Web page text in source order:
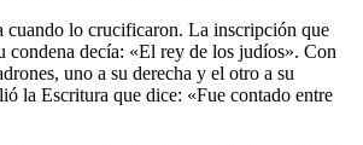
cuando lo crucificaron. La inscripción que
condena decía: «El rey de los judíos». Con
uno a su derecha y el otro a su
la Escritura que dice: «Fue contado entre